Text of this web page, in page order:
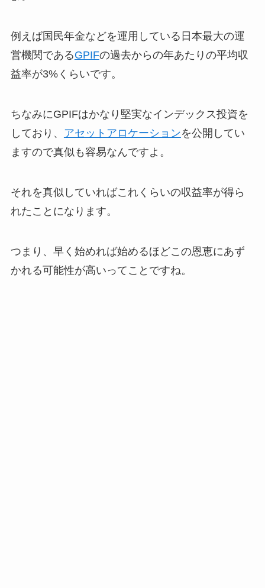
例えば国民年金などを運用している日本最大の運
営機関であるGPIFの過去からの年あたりの平均収
益率が3%くらいです。
ちなみにGPIFはかなり堅実なインデックス投資を
しており、 アセットアロケーションを公開してい
ますので真似も容易なんですよ。
それを真似していればこれくらいの収益率が得ら
れたことになります。
つまり、早く始めれば始めるほどこの恩恵にあず
かれる可能性が高いってことですね。